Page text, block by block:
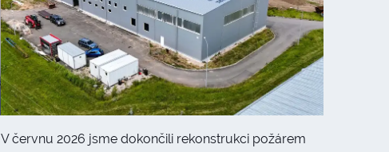
V červnu 2026 jsme dokončili rekonstrukci požárem